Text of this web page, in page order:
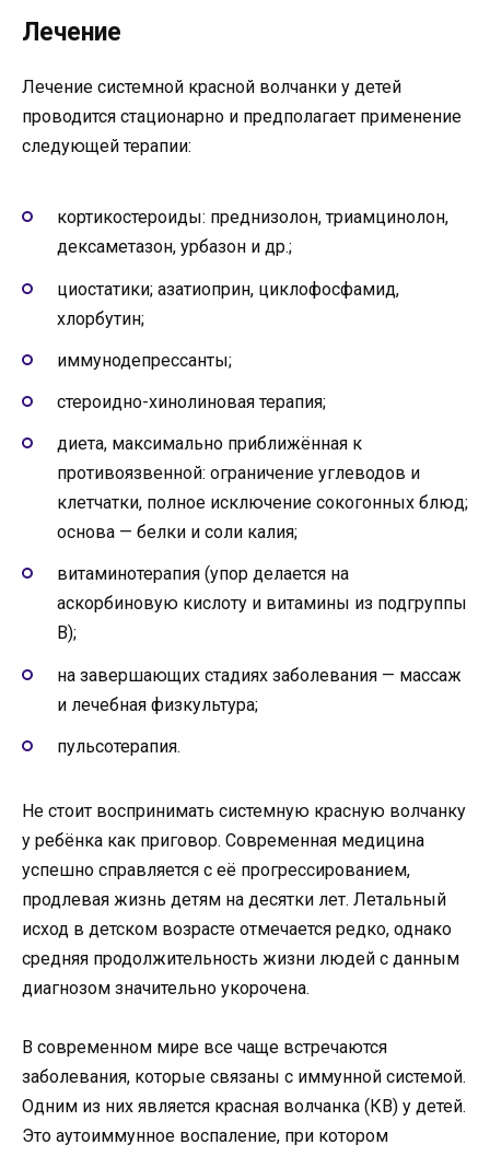
Лечение
Лечение системной красной волчанки у детей
проводится стационарно и предполагает применение
следующей терапии:
кортикостероиды: преднизолон, триамцинолон,
дексаметазон, урбазон и др.;
циостатики; азатиоприн, циклофосфамид,
хлорбутин;
иммунодепрессанты;
стероидно-хинолиновая терапия;
диета, максимально приближённая к
противоязвенной: ограничение углеводов и
клетчатки, полное исключение сокогонных блюд;
основа — белки и соли калия;
витаминотерапия (упор делается на
аскорбиновую кислоту и витамины из подгруппы
В);
на завершающих стадиях заболевания — массаж
и лечебная физкультура;
пульсотерапия.
Не стоит воспринимать системную красную волчанку
у ребёнка как приговор. Современная медицина
успешно справляется с её прогрессированием,
продлевая жизнь детям на десятки лет. Летальный
исход в детском возрасте отмечается редко, однако
средняя продолжительность жизни людей с данным
диагнозом значительно укорочена.
В современном мире все чаще встречаются
заболевания, которые связаны с иммунной системой.
Одним из них является красная волчанка (КВ) у детей.
Это аутоиммунное воспаление, при котором